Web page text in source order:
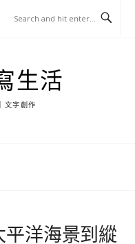
生活
文字創作
平洋海景到縱